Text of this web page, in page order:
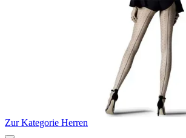
Zur Kategorie Herren